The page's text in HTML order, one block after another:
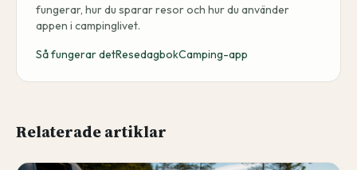
fungerar, hur du sparar resor och hur du använder
appen i campinglivet.
Så fungerar detResedagbokCamping-app
Relaterade artiklar